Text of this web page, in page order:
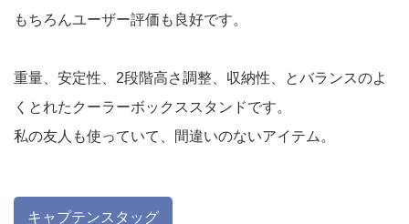
もちろんユーザー評価も良好です。
重量、安定性、2段階高さ調整、収納性、とバランスのよ
くとれたクーラーボックススタンドです。
私の友人も使っていて、間違いのないアイテム。
キャプテンスタッグ